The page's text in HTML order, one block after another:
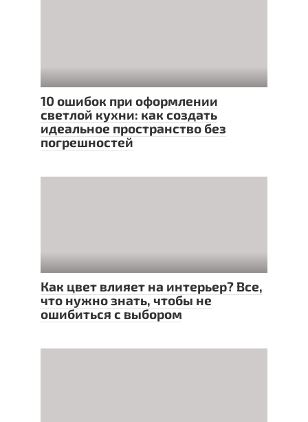
10 ошибок при оформлении
светлой кухни: как создать
идеальное пространство без
погрешностей
Как цвет влияет на интерьер? Все,
что нужно знать, чтобы не
ошибиться с выбором